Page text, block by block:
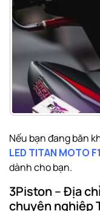
Nếu bạn đang băn
LED TITAN MOTO
dành cho bạn.
3Piston – Địa
chuyên nghiệp